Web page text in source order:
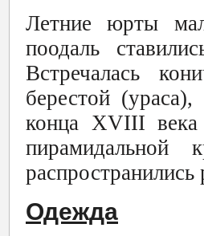
Летние юрты
поодаль
Встречалась
берестой
конца XVIII века
распространились
Одежда